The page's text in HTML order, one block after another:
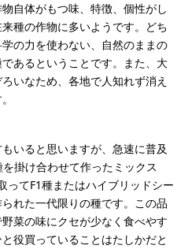
自体がもつ味、特徴、個性がし
種の作物に多いようです。どち
の力を使わない、自然のままの
あるということです。また、大
いなため、各地で人知れず消え
いると思いますが、急速に普及
掛け合わせて作ったミックス
てF1種またはハイブリッドシー
れた一代限りの種です。この品
菜の味にクセが少なく食べやす
役買っていることはたしかだと